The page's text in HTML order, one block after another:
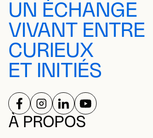
UN ÉCHANGE
VIVANT ENTRE
CURIEUX
ET INITIÉS
À PROPOS
RÉSEAUX
SUIVEZ-NOUS SUR
SUIVEZ-NOUS SUR
SUIVEZ-NOUS SUR
SUIVEZ-NOUS